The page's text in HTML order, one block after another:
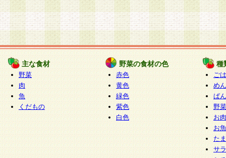
主な食材
野菜
肉
魚
くだもの
野菜の食材の色
赤色
黄色
緑色
紫色
白色
種
ご
めん
ぱん
野
お
お
た
サ